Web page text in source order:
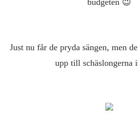
budgeten 😉
Just nu får de pryda sängen, men
upp till schäslongerna